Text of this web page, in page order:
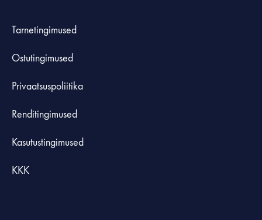
Tarnetingimused
Ostutingimused
Privaatsuspoliitika
Renditingimused
Kasutustingimused
KKK